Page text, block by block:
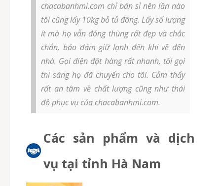
chacabanhmi.com chỉ bán sỉ nên lần nào
tôi cũng lấy 10kg bỏ tủ đông. Lấy số lượng
ít mà họ vẫn đóng thùng rất đẹp và chắc
chắn, bảo đảm giữ lạnh đến khi về đến
nhà. Gọi điện đặt hàng rất nhanh, tối gọi
thì sáng họ đã chuyển cho tôi. Cảm thấy
rất an tâm về chất lượng cũng như thái
độ phục vụ của chacabanhmi.com.
Các sản phẩm và dịch
vụ tại tỉnh Hà Nam